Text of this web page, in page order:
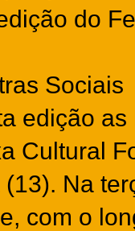
do
Sociais
edição
Cultural
(13). Na
com o